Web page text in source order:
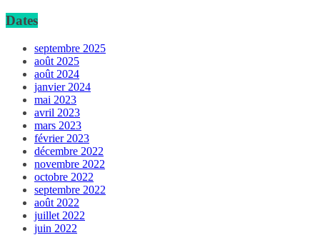
Dates
septembre 2025
août 2025
août 2024
janvier 2024
mai 2023
avril 2023
mars 2023
février 2023
décembre 2022
novembre 2022
octobre 2022
septembre 2022
août 2022
juillet 2022
juin 2022